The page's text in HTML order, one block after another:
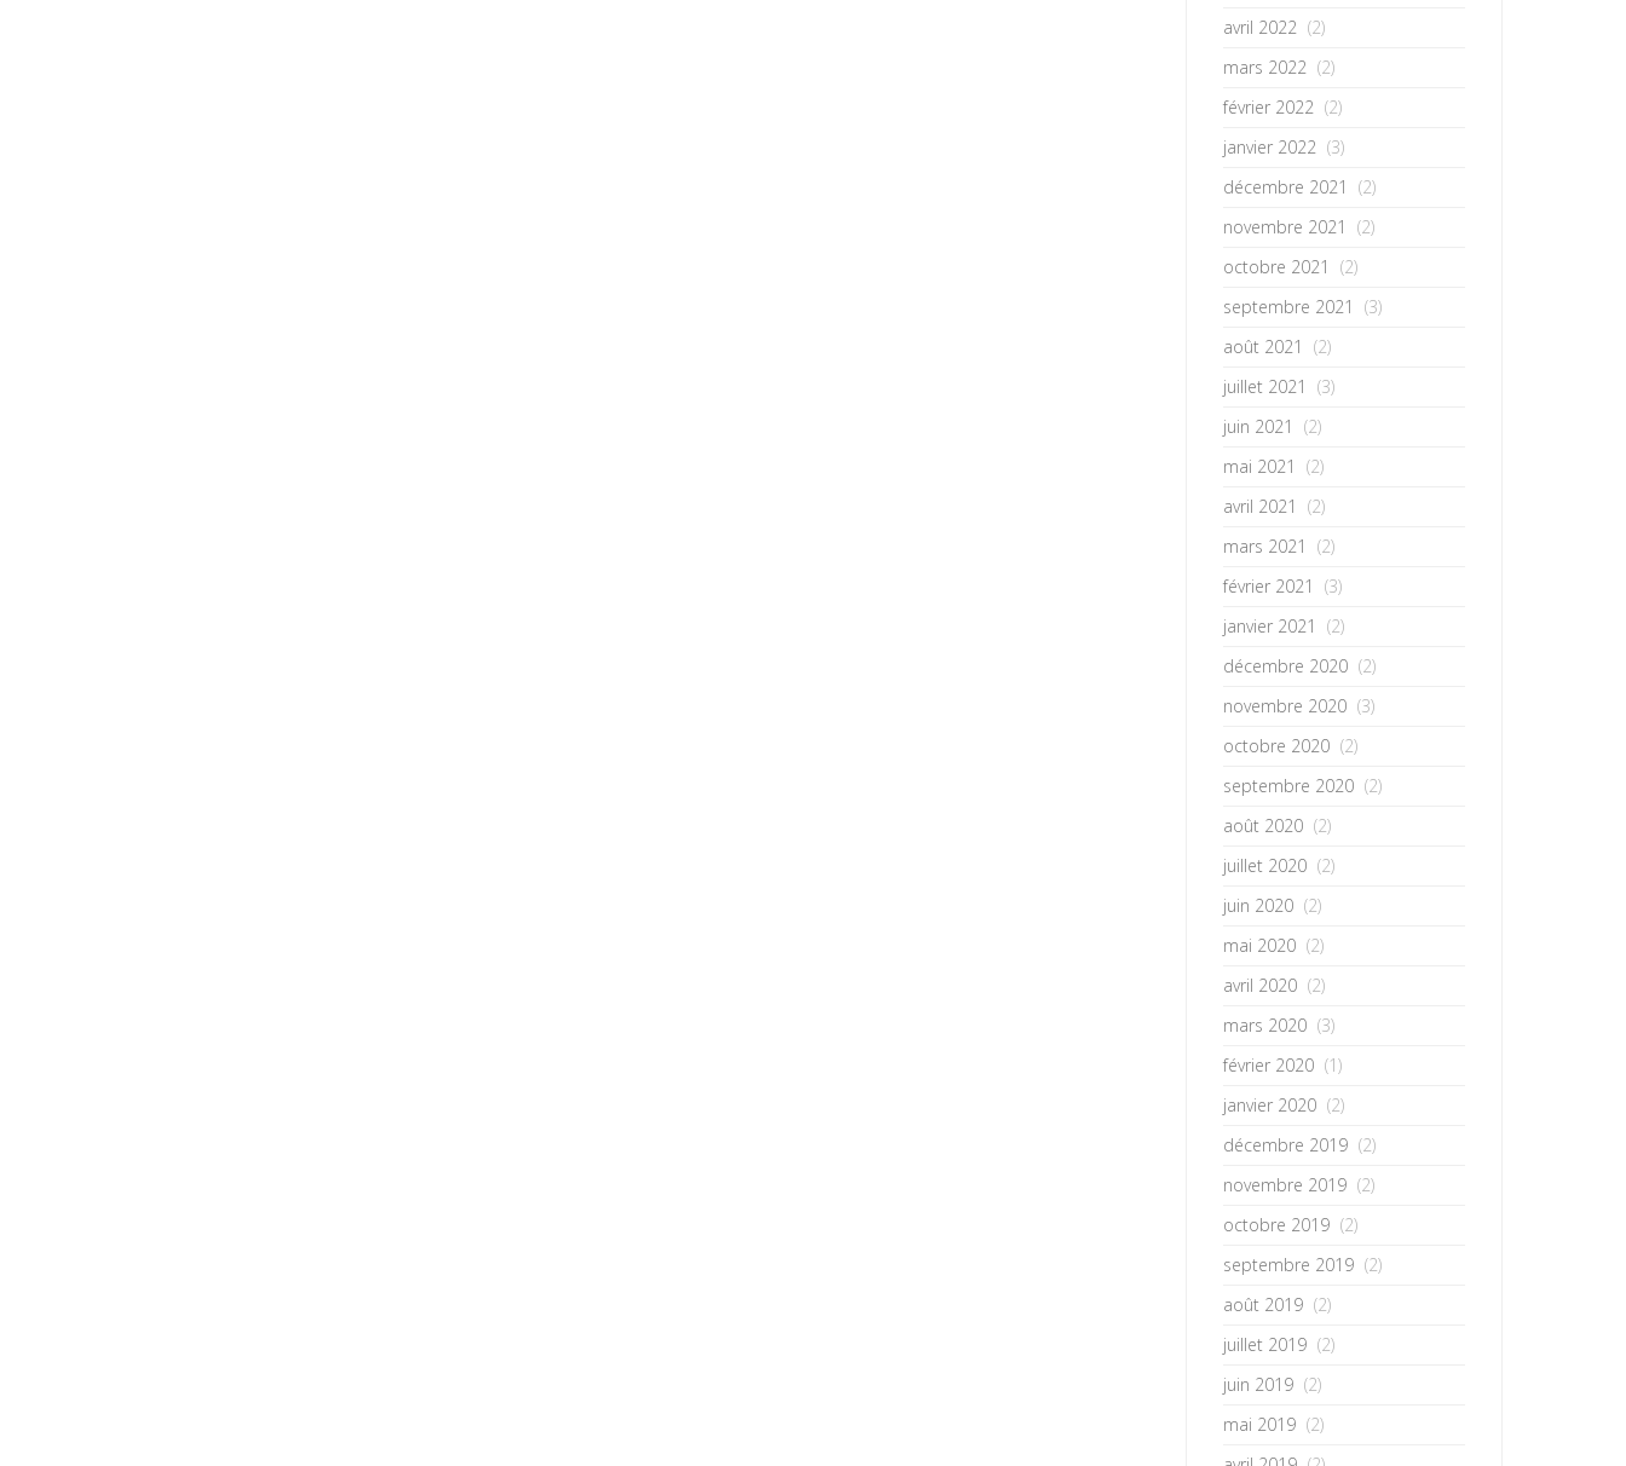
avril 2022 (2)
mars 2022 (2)
février 2022 (2)
janvier 2022 (3)
décembre 2021
(2)
novembre 2021
(2)
octobre 2021
(2)
septembre 2021
(3)
août 2021
(2)
juillet 2021
(3)
juin 2021
(2)
mai 2021
(2)
avril 2021
(2)
mars 2021
(2)
février 2021
(3)
janvier 2021
(2)
décembre 2020 (2)
novembre 2020 (3)
octobre 2020 (2)
septembre 2020 (2)
août 2020 (2)
juillet 2020 (2)
juin 2020 (2)
mai 2020 (2)
avril 2020 (2)
mars 2020 (3)
février 2020 (1)
janvier 2020 (2)
décembre 2019 (2)
novembre 2019 (2)
octobre 2019 (2)
septembre 2019 (2)
août 2019 (2)
juillet 2019 (2)
juin 2019 (2)
mai 2019 (2)